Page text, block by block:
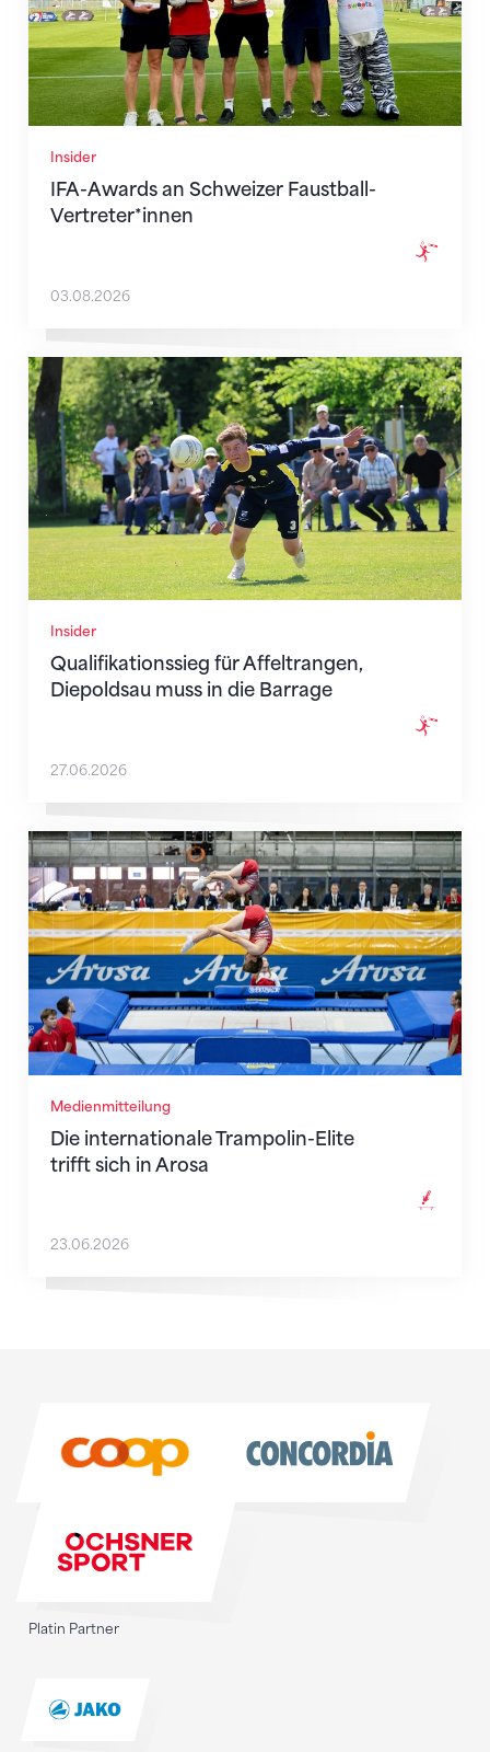
Insider
IFA-Awards an Schweizer Faustball-
Vertreter*innen
03.08.2026
Insider
Qualifikationssieg für Affeltrangen,
Diepoldsau muss in die Barrage
Qualifikationssieg für Affeltrangen, Diepoldsau muss
27.06.2026
Medienmitteilung
Die internationale Trampolin-Elite
trifft sich in Arosa
Die internationale Trampolin-Elite trifft sich in Arosa
23.06.2026
Platin Partner